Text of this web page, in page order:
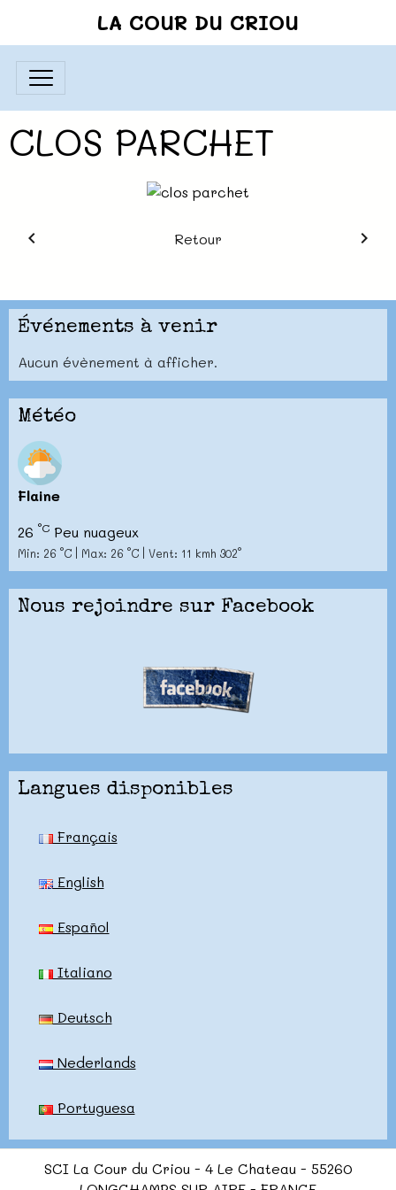
LA COUR DU CRIOU
CLOS PARCHET
Retour
Événements à venir
Aucun évènement à afficher.
Météo
Flaine
26 °C Peu nuageux
Min: 26 °C | Max: 26 °C | Vent: 11 kmh 302°
Nous rejoindre sur Facebook
Langues disponibles
Français
English
Español
Italiano
Deutsch
Nederlands
Portuguesa
SCI La Cour du Criou - 4 Le Chateau - 55260